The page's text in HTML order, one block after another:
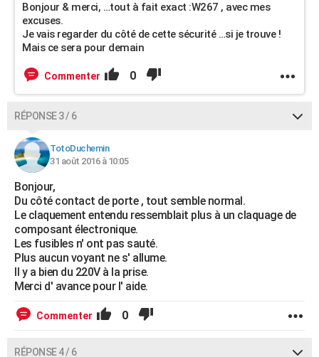
Bonjour & merci, …tout à fait exact :W267 , avec mes
excuses.
Je vais regarder du côté de cette sécurité …si je trouve !
Mais ce sera pour demain
Commenter 0
RÉPONSE 3 / 6
TotoDuchemin
31 août 2016 à 10:05
Bonjour,
Du côté contact de porte , tout semble normal.
Le claquement entendu ressemblait plus à un claquage de
composant électronique.
Les fusibles n' ont pas sauté.
Plus aucun voyant ne s' allume.
Il y a bien du 220V à la prise.
Merci d' avance pour l' aide.
Commenter 0
RÉPONSE 4 / 6